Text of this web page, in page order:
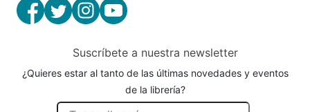
Suscríbete a nuestra newsletter
¿Quieres estar al tanto de las últimas novedades y eventos
de la librería?